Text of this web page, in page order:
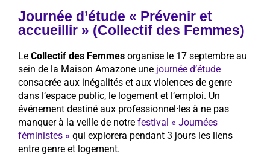
Journée d’étude « Prévenir et
accueillir » (Collectif des Femmes)
Le Collectif des Femmes organise le 17 septembre au
sein de la Maison Amazone une journée d’étude
consacrée aux inégalités et aux violences de genre
dans l’espace public, le logement et l’emploi. Un
événement destiné aux professionnel⸱les à ne pas
manquer à la veille de notre festival « Journées
féministes » qui explorera pendant 3 jours les liens
entre genre et logement.